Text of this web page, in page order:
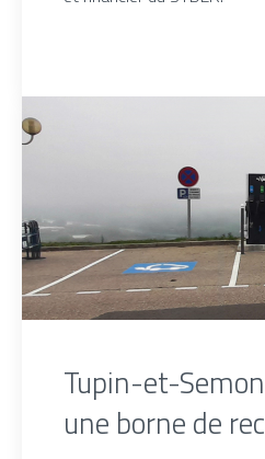
Tupin-et-
une borne de